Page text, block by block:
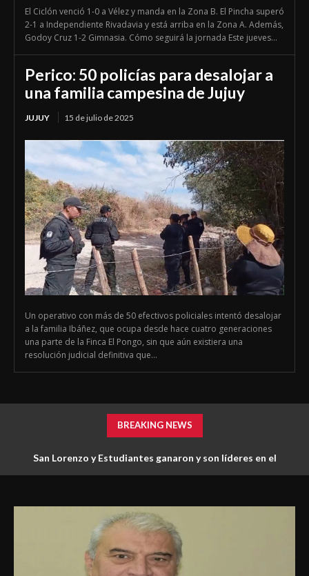
El Ciclón venció 1-0 a Vélez y manda en la Zona B. El Pincha superó
2-1 a Independiente Rivadavia y está arriba en la Zona A. Además,
Godoy Cruz 1-2 Gimnasia. Cómo seguirá la jornada Este jueves...
Perico: 50 policías para desalojar a
una familia campesina de Jujuy
JUJUY 15 de julio de 2025
Un operativo con más de 50 efectivos policiales intentó desalojar
a la familia Ibáñez, que ocupa desde hace cuatro generaciones
una parte de la Finca El Pongo, sin que aún existiera una
resolución judicial definitiva que...
BREAKING NEWS
San Lorenzo y Estudiantes ganaron y son líderes en el